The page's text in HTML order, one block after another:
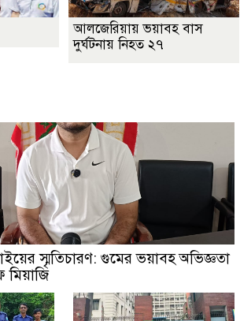
আলজেরিয়ায় ভয়াবহ বাস
দুর্ঘটনায় নিহত ২৭
স্মৃতিচারণ: গুমের ভয়াবহ অভিজ্ঞতা